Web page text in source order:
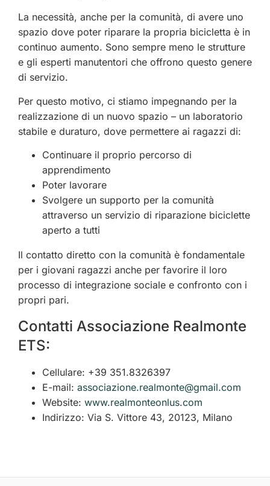
La necessità, anche per la comunità, di avere uno
spazio dove poter riparare la propria bicicletta è in
continuo aumento. Sono sempre meno le strutture
e gli esperti manutentori che offrono questo genere
di servizio.
Per questo motivo, ci stiamo impegnando per la
realizzazione di un nuovo spazio – un laboratorio
stabile e duraturo, dove permettere ai ragazzi di:
Continuare il proprio percorso di
apprendimento
Poter lavorare
Svolgere un supporto per la comunità
attraverso un servizio di riparazione biciclette
aperto a tutti
Il contatto diretto con la comunità è fondamentale
per i giovani ragazzi anche per favorire il loro
processo di integrazione sociale e confronto con i
propri pari.
Contatti Associazione Realmonte
ETS:
Cellulare: +39 351.8326397
E-mail: associazione.realmonte@gmail.com
Website: www.realmonteonlus.com
Indirizzo: Via S. Vittore 43, 20123, Milano